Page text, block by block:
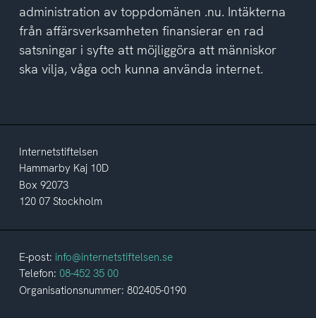
administration av toppdomänen .nu. Intäkterna
från affärsverksamheten finansierar en rad
satsningar i syfte att möjliggöra att människor
ska vilja, våga och kunna använda internet.
Internetstiftelsen
Hammarby Kaj 10D
Box 92073
120 07 Stockholm
E-post: info@internetstiftelsen.se
Telefon: 08-452 35 00
Organisationsnummer: 802405-0190